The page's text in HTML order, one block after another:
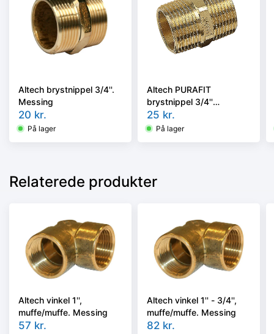
Altech brystnippel 3/4''.
Messing
20 kr.
På lager
Altech PURAFIT
brystnippel 3/4''
Siliciumbronze. Blyfri.
25 kr.
På lager
Relaterede produkter
Altech vinkel 1'',
muffe/muffe. Messing
57 kr.
Altech vinkel 1'' - 3/4'',
muffe/muffe. Messing
82 kr.